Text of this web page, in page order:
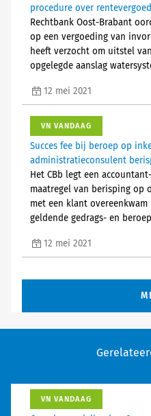
procedure over
Rechtbank Oost-Brabant
op een vergoeding van
heeft verzocht om uitstel
opgelegde aanslag
12 mei 2021
VN VANDAAG
Succes fee bij beroep op
administratieconsulent
Het CBb legt een
maatregel van berisping op
met een klant
geldende gedrags- en
12 mei 2021
VN VANDAAG